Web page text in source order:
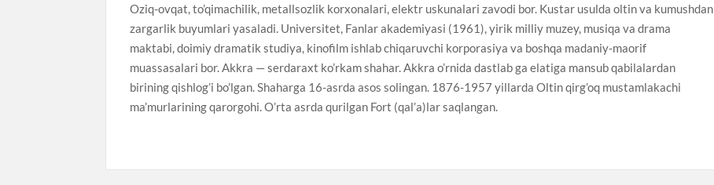
Oziq-ovqat, to’qimachilik, metallsozlik korxonalari, elektr uskunalari zavodi bor. Kustar usulda oltin va kumushdan
zargarlik buyumlari yasaladi. Universitet, Fanlar akademiyasi (1961), yirik milliy muzey, musiqa va drama
maktabi, doimiy dramatik studiya, kinofilm ishlab chiqaruvchi korporasiya va boshqa madaniy-maorif
muassasalari bor. Akkra — serdaraxt ko’rkam shahar. Akkra o’rnida dastlab ga elatiga mansub qabilalardan
birining qishlog’i bo’lgan. Shaharga 16-asrda asos solingan. 1876-1957 yillarda Oltin qirg’oq mustamlakachi
ma’murlarining qarorgohi. O’rta asrda qurilgan Fort (qal’a)lar saqlangan.